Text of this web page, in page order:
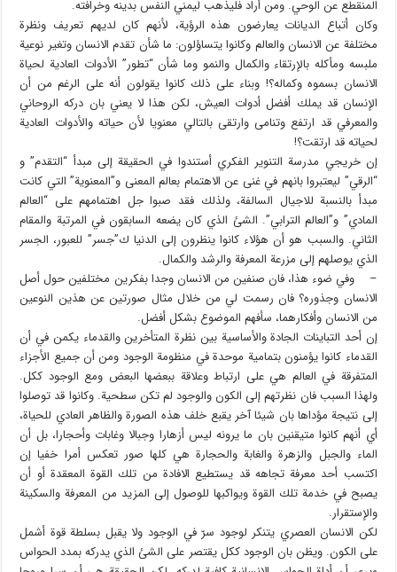
المنقطع عن الوحي. ومن أراد فليذهب ليمني النفس بدينه وخرافته.
وكان أتباع الديانات يعارضون هذه الرؤية، لأنهم كان لديهم تعريف ونظرة
مختلفة عن الانسان والعالم وكانوا يتساؤلون: ما شأن تقدم الانسان وتغير نوعية
ملبسه ومأكله بالإرتقاء والكمال والنمو وما شأن “تطور” الأدوات العادية لحياة
الانسان بسموه وكماله؟! وبناء على ذلك كانوا يقولون أنه على الرغم من أن
الإنسان قد يملك أفضل أدوات العيش، لكن هذا لا يعني بان دركه الروحاني
والمعرفي قد ارتفع وتنامى وارتقى بالتالي معنويا لأن حياته والأدوات العادية
لحياته قد ارتقت؟!
إن خريجي مدرسة التنوير الفكري أستندوا في الحقيقة إلى مبدأ “التقدم” و
“الرقي” ليعتبروا بانهم في غنى عن الاهتمام بعالم المعنى و”المعنوية” التي كانت
مبدأ بالنسبة للاجيال السالفة، ولذلك فقد صبوا جل اهتمامهم على “العالم
المادي” و”العالم الترابي”. الشئ الذي كان يضعه السابقون في المرتبة والمقام
الثاني. والسبب هو أن هؤلاء كانوا ينظرون إلى الدنيا ك”جسر” للعبور، الجسر
الذي يوصلهم إلى مزرعة المعرفة والرشد والكمال.
– وفي ضوء هذا، فان صنفين من الانسان وجدا بفكرين مختلفين حول أصل
الانسان وجذوره؟ فان رسمت لي من خلال مثال صورتين عن هذين النوعين
من الانسان وأفكارهما، سأفهم الموضوع بشكل أفضل.
إن أحد التباينات الجادة والأساسية بين نظرة المتأخرين والقدماء يكمن في أن
القدماء كانوا يؤمنون بتمامية موحدة في منظومة الوجود ومن أن جميع الأجزاء
المتفرقة في العالم هي على ارتباط وعلاقة ببعضها البعض ومع الوجود ككل.
ولهذا السبب فان نظرتهم إلى الكون والوجود لم تكن سطحية. وكانوا قد توصلوا
إلى نتيجة مؤداها بان شيئا آخر يقبع خلف هذه الصورة والظاهر العادي للحياة،
أي أنهم كانوا متيقنين بان ما يرونه ليس أزهارا وجبالا وغابات وأحجارا، بل أن
الماء والجبل والزهرة والغابة والحجارة هي كلها صور تعكس أمرا خفيا إن
اكتسب أحد معرفة تجاهه قد يستطيع الافادة من تلك القوة المعقدة أو أن
يصبح في خدمة تلك القوة ويواكبها للوصول إلى المزيد من المعرفة والسكينة
والإستقرار.
لكن الانسان العصري يتنكر لوجود سرّ في الوجود ولا يقبل بسلطة قوة أشمل
على الكون. ويظن بان الوجود ككل يقتصر على الشئ الذي يدركه بمدد الحواس